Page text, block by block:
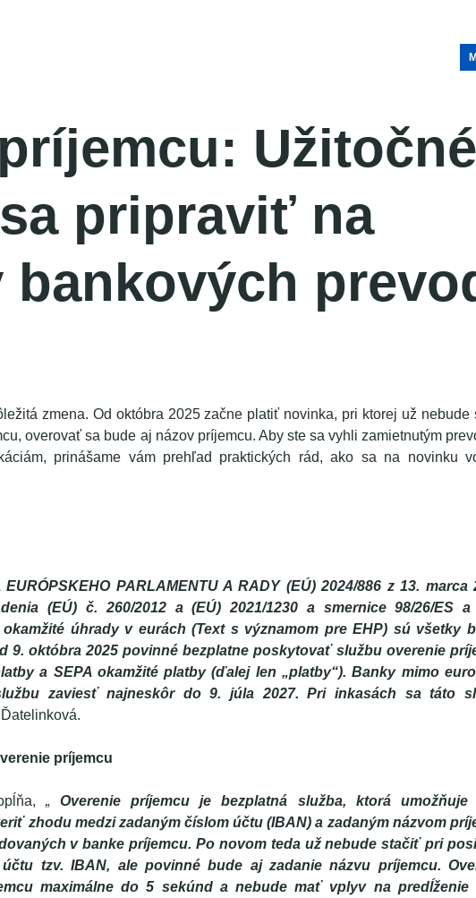
Užitočné
pripraviť na
bankových
zmena. Od októbra 2025 začne platiť novinka, pri ktorej už nebude
overovať sa bude aj názov príjemcu. Aby ste sa vyhli zamietnutým
prinášame vám prehľad praktických rád, ako sa na novinku
PARLAMENTU A RADY (EÚ) 2024/886 z 13. marca
(EÚ) č. 260/2012 a (EÚ) 2021/1230 a smernice 98/26/ES a
úhrady v eurách (Text s významom pre EHP) sú všetky
9. októbra 2025 povinné bezplatne poskytovať službu overenie
a SEPA okamžité platby (ďalej len „platby“). Banky mimo
zaviesť najneskôr do 9. júla 2027. Pri inkasách sa táto
príjemcu
„
Overenie príjemcu je bezplatná služba, ktorá umožňuje
zhodu medzi zadaným číslom účtu (IBAN) a zadaným názvom
v banke príjemcu. Po novom teda už nebude stačiť pri
tzv. IBAN, ale povinné bude aj zadanie názvu príjemcu.
maximálne do 5 sekúnd a nebude mať vplyv na predĺženie